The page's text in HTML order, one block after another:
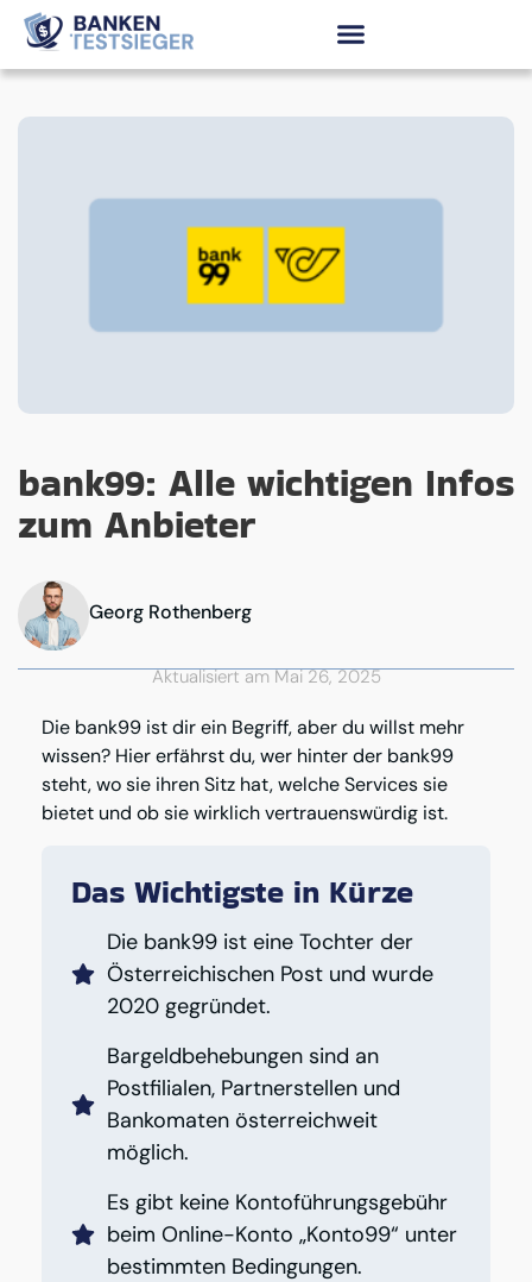
bank99: Alle wichtigen Infos
zum Anbieter
Georg Rothenberg
Aktualisiert am Mai 26, 2025
Die bank99 ist dir ein Begriff, aber du willst mehr
wissen? Hier erfährst du, wer hinter der bank99
steht, wo sie ihren Sitz hat, welche Services sie
bietet und ob sie wirklich vertrauenswürdig ist.
Das Wichtigste in Kürze
Die bank99 ist eine Tochter der
Österreichischen Post und wurde
2020 gegründet.
Bargeldbehebungen sind an
Postfilialen, Partnerstellen und
Bankomaten österreichweit
möglich.
Es gibt keine Kontoführungsgebühr
beim Online-Konto „Konto99“ unter
bestimmten Bedingungen.